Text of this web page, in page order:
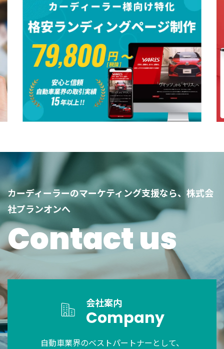
カーディーラーのマーケティング支援なら、株式会
社プランオンへ
Contact us
会社案内
Company
自動車業界のベストパートナーとして、